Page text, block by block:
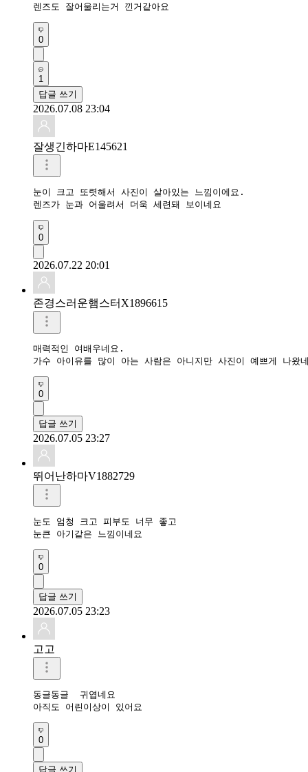
렌즈도 잘어울리는거 낀거같아요
0
1
답글 쓰기
2026.07.08 23:04
잘생긴하마E145621
눈이 크고 또렷해서 사진이 살아있는 느낌이에요.
렌즈가 눈과 어울려서 더욱 세련돼 보이네요
0
2026.07.22 20:01
존경스러운햄스터X1896615
매력적인 여배우네요.
가수 아이유를 많이 아는 사람은 아니지만 사진이 예쁘게 나왔
0
답글 쓰기
2026.07.05 23:27
뛰어난하마V1882729
눈도 엄청 크고 피부도 너무 좋고
눈큰 아기같은 느낌이네요
0
답글 쓰기
2026.07.05 23:23
고고
동글동글  귀엽네요
아직도 어린이상이 있어요
0
답글 쓰기